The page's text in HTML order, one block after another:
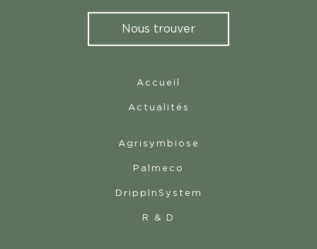
Nous trouver
Accueil
Actualités
Agrisymbiose
Palmeco
DrippInSystem
R & D